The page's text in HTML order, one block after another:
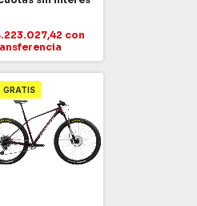
con
GRATIS